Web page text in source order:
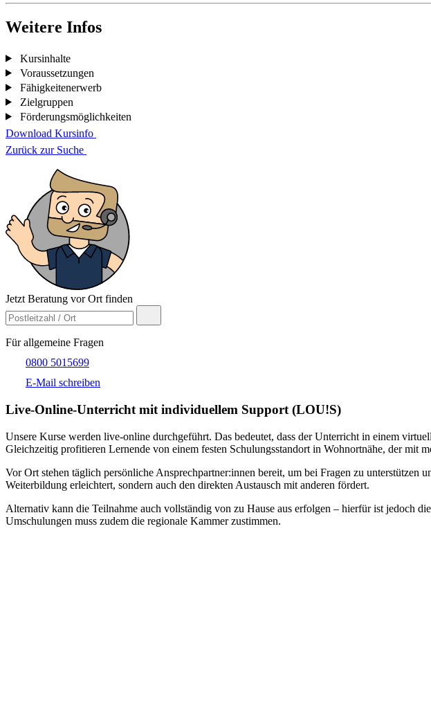
Weitere Infos
Kursinhalte
Voraussetzungen
Fähigkeitenerwerb
Zielgruppen
Förderungsmöglichkeiten
Download Kursinfo
Zurück zur Suche
Jetzt Beratung vor Ort finden
Für allgemeine Fragen
0800 5015699
E-Mail schreiben
Live-​Online-Unterricht mit individuellem Support (LOU!S)
Unsere Kurse werden live-online durchgeführt. Das bedeutet, dass der Unterricht in einem
Gleichzeitig profitieren Lernende von einem festen Schulungsstandort in Wohnortnähe, der mit
Vor Ort stehen täglich persönliche Ansprechpartner:innen bereit, um bei Fragen zu
Weiterbildung erleichtert, sondern auch den direkten Austausch mit anderen fördert.
Alternativ kann die Teilnahme auch vollständig von zu Hause aus erfolgen – hierfür ist jedoch
Umschulungen muss zudem die regionale Kammer zustimmen.